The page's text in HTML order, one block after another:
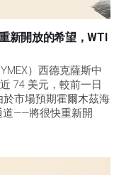
新開放的希望，WTI
）西德克薩斯中
74 美元，較前一日
市場預期霍爾木茲海
道——將很快重新開